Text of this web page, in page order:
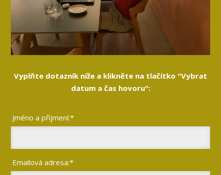
Vyplňte dotazník níže a klikněte na tlačítko "Vybrat
datum a čas hovoru":
Jméno a příjmení:*
Emailová adresa:*